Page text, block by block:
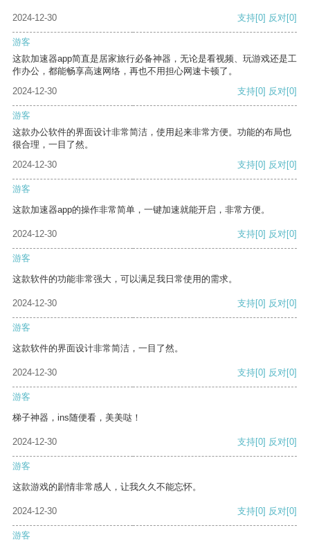
2024-12-30 支持[0] 反对[0]
游客
这款加速器app简直是居家旅行必备神器，无论是看视频、玩游戏还是工
作办公，都能畅享高速网络，再也不用担心网速卡顿了。
2024-12-30
支持[0] 反对[0]
游客
这款办公软件的界面设计非常简洁，使用起来非常方便。功能的布局也
很合理，一目了然。
2024-12-30
支持[0] 反对[0]
游客
这款加速器app的操作非常简单，一键加速就能开启，非常方便。
2024-12-30 支持[0] 反对[0]
游客
这款软件的功能非常强大，可以满足我日常使用的需求。
2024-12-30 支持[0] 反对[0]
游客
这款软件的界面设计非常简洁，一目了然。
2024-12-30 支持[0] 反对[0]
游客
梯子神器，ins随便看，美美哒！
2024-12-30 支持[0] 反对[0]
游客
这款游戏的剧情非常感人，让我久久不能忘怀。
2024-12-30 支持[0] 反对[0]
游客